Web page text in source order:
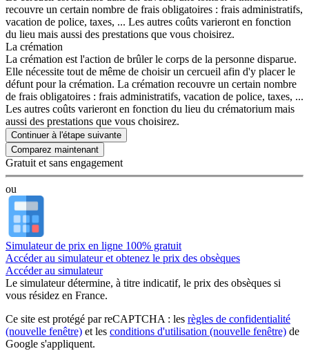
recouvre un certain nombre de frais obligatoires : frais administratifs,
vacation de police, taxes, ... Les autres coûts varieront en fonction
du lieu mais aussi des prestations que vous choisirez.
La crémation
La crémation est l'action de brûler le corps de la personne disparue.
Elle nécessite tout de même de choisir un cercueil afin d'y placer le
défunt pour la crémation. La crémation recouvre un certain nombre
de frais obligatoires : frais administratifs, vacation de police, taxes, ...
Les autres coûts varieront en fonction du lieu du crématorium mais
aussi des prestations que vous choisirez.
Continuer à l'étape suivante
Gratuit et sans engagement
ou
Simulateur de prix en ligne 100% gratuit
Accéder au simulateur et obtenez le prix des obsèques
Accéder au simulateur
Le simulateurdétermine, à titre indicatif, le prix des obsèques si
vous résidez en France.
Ce site est protégé par reCAPTCHA : les règles de confidentialité
(nouvelle fenêtre) et les conditions d'utilisation (nouvelle fenêtre) de
Google s'appliquent.